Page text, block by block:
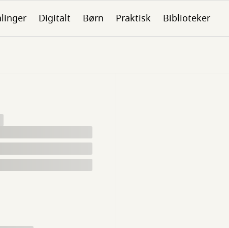
Digitalt Børn Praktisk Biblioteker